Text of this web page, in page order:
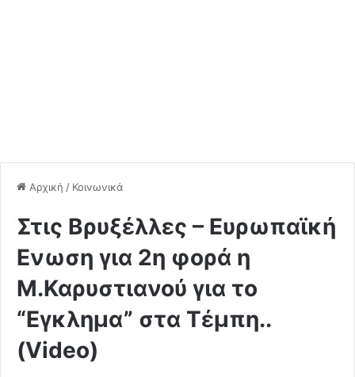
Αρχική / Κοινωνικά
Στις Βρυξέλλες – Ευρωπαϊκή
Ενωση για 2η φορά η
Μ.Καρυστιανού για το
“Εγκλημα” στα Τέμπη..
(Video)